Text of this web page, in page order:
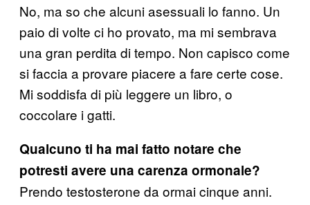
No, ma so che alcuni asessuali lo fanno. Un
paio di volte ci ho provato, ma mi sembrava
una gran perdita di tempo. Non capisco come
si faccia a provare piacere a fare certe cose.
Mi soddisfa di più leggere un libro, o
coccolare i gatti.
Qualcuno ti ha mai fatto notare che
potresti avere una carenza ormonale?
Prendo testosterone da ormai cinque anni.